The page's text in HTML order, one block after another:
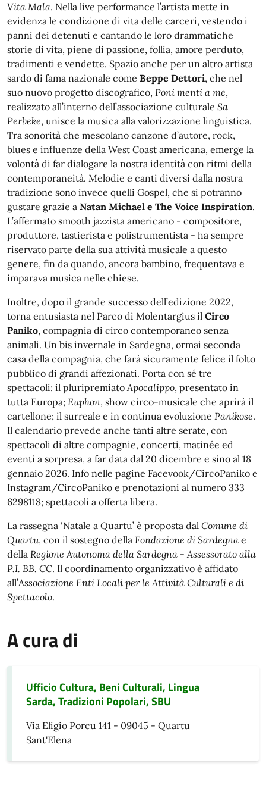
Vita Mala. Nella live performance l’artista mette in
evidenza le condizione di vita delle carceri, vestendo i
panni dei detenuti e cantando le loro drammatiche
storie di vita, piene di passione, follia, amore perduto,
tradimenti e vendette. Spazio anche per un altro artista
sardo di fama nazionale come Beppe Dettori, che nel
suo nuovo progetto discografico, Poni menti a me,
realizzato all’interno dell’associazione culturale Sa
Perbeke, unisce la musica alla valorizzazione linguistica.
Tra sonorità che mescolano canzone d’autore, rock,
blues e influenze della West Coast americana, emerge la
volontà di far dialogare la nostra identità con ritmi della
contemporaneità. Melodie e canti diversi dalla nostra
tradizione sono invece quelli Gospel, che si potranno
gustare grazie a Natan Michael e The Voice Inspiration.
L’affermato smooth jazzista americano - compositore,
produttore, tastierista e polistrumentista - ha sempre
riservato parte della sua attività musicale a questo
genere, fin da quando, ancora bambino, frequentava e
imparava musica nelle chiese.
Inoltre, dopo il grande successo dell’edizione 2022,
torna entusiasta nel Parco di Molentargius il Circo
Paniko, compagnia di circo contemporaneo senza
animali. Un bis invernale in Sardegna, ormai seconda
casa della compagnia, che farà sicuramente felice il folto
pubblico di grandi affezionati. Porta con sé tre
spettacoli: il pluripremiatoApocalippo, presentato in
tutta Europa; Euphon, show circo-musicale che aprirà il
cartellone; il surreale e in continua evoluzione Panikose.
Il calendario prevede anche tanti altre serate, con
spettacoli di altre compagnie, concerti, matinée ed
eventi a sorpresa, a far data dal 20 dicembre e sino al 18
gennaio 2026. Info nelle pagine Facevook/CircoPaniko e
Instagram/CircoPaniko e prenotazioni al numero 333
6298118; spettacoli a offerta libera.
La rassegna ‘Natale a Quartu’ è proposta dal Comune di
Quartu, con il sostegno della Fondazione di Sardegna e
della Regione Autonoma della Sardegna - Assessorato alla
P.I. BB. CC. Il coordinamento organizzativo è affidato
all’Associazione Enti Locali per le Attività Culturali e di
Spettacolo.
A cura di
Ufficio Cultura, Beni Culturali, Lingua
Sarda, Tradizioni Popolari, SBU
Via Eligio Porcu 141 - 09045 - Quartu
Sant'Elena